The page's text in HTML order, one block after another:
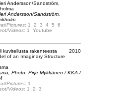
Andersson/Sandström,
Andersson/Sandström,
Pictures: 1 2 3 4 5
6
Videos: 1 Youtube
2010
kuvitellusta rakenteesta
of an Imaginary Structure
Photo: Pirje Mykkänen / KKA /
Pictures: 1
Videos: 1 2 3